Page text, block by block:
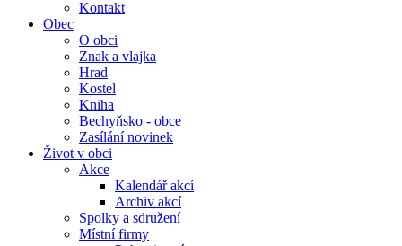
Kontakt
Obec
O obci
Znak a vlajka
Hrad
Kostel
Kniha
Bechyňsko - obce
Zasílání novinek
Život v obci
Akce
Kalendář akcí
Archiv akcí
Spolky a sdružení
Místní firmy